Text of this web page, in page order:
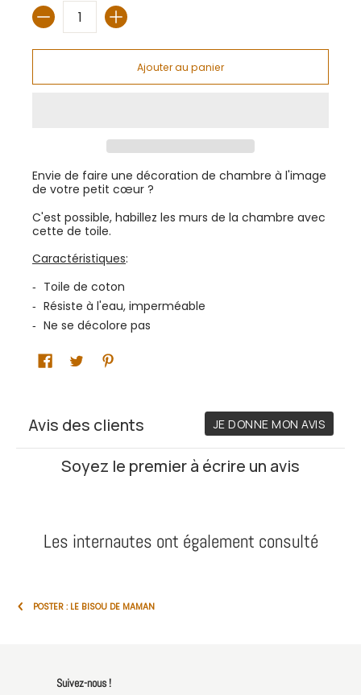
Quantité
Envie de faire une décoration de chambre à l'image
de votre petit cœur ?
C'est possible, habillez les murs de la chambre avec
cette de toile.
Caractéristiques:
Toile de coton
Résiste à l'eau, imperméable
Ne se décolore pas
Les internautes ont également consulté
POSTER : LE BISOU DE MAMAN
Suivez-nous !